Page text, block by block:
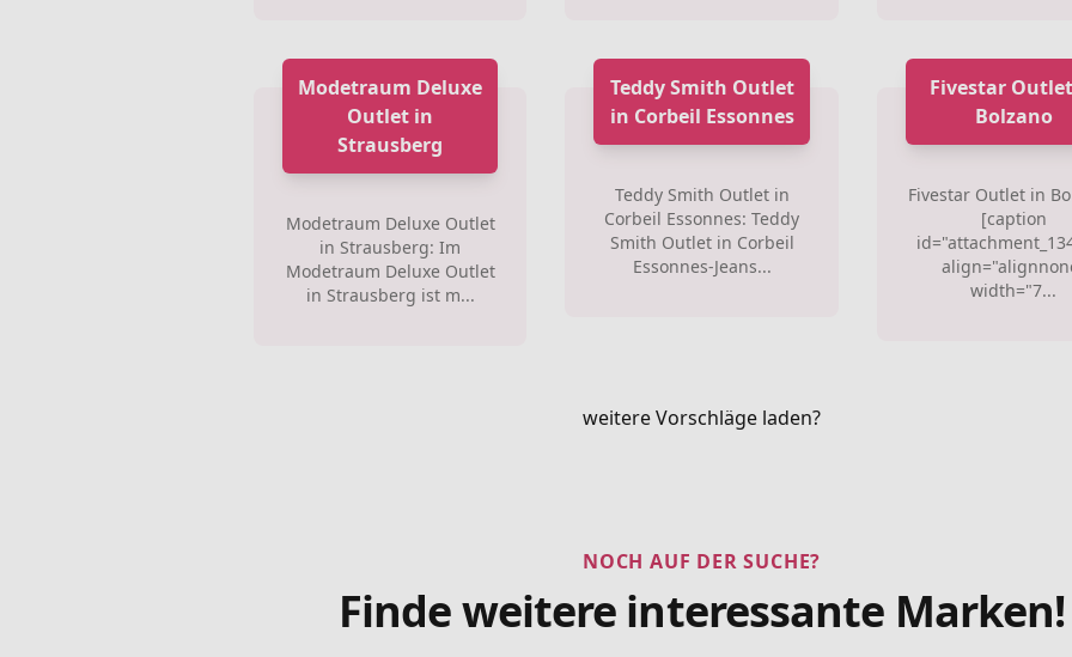
Modetraum Deluxe
Outlet in
Strausberg
Modetraum Deluxe Outlet
in Strausberg: Im
Modetraum Deluxe Outlet
in Strausberg ist m...
Teddy Smith Outlet
in Corbeil Essonnes
Teddy Smith Outlet in
Corbeil Essonnes: Teddy
Smith Outlet in Corbeil
Essonnes-Jeans...
Fivestar
Bolzano
Fivestar Outlet in
[caption
width="7...
weitere Vorschläge laden?
NOCH AUF DER SUCHE?
Finde weitere interessante Marken!